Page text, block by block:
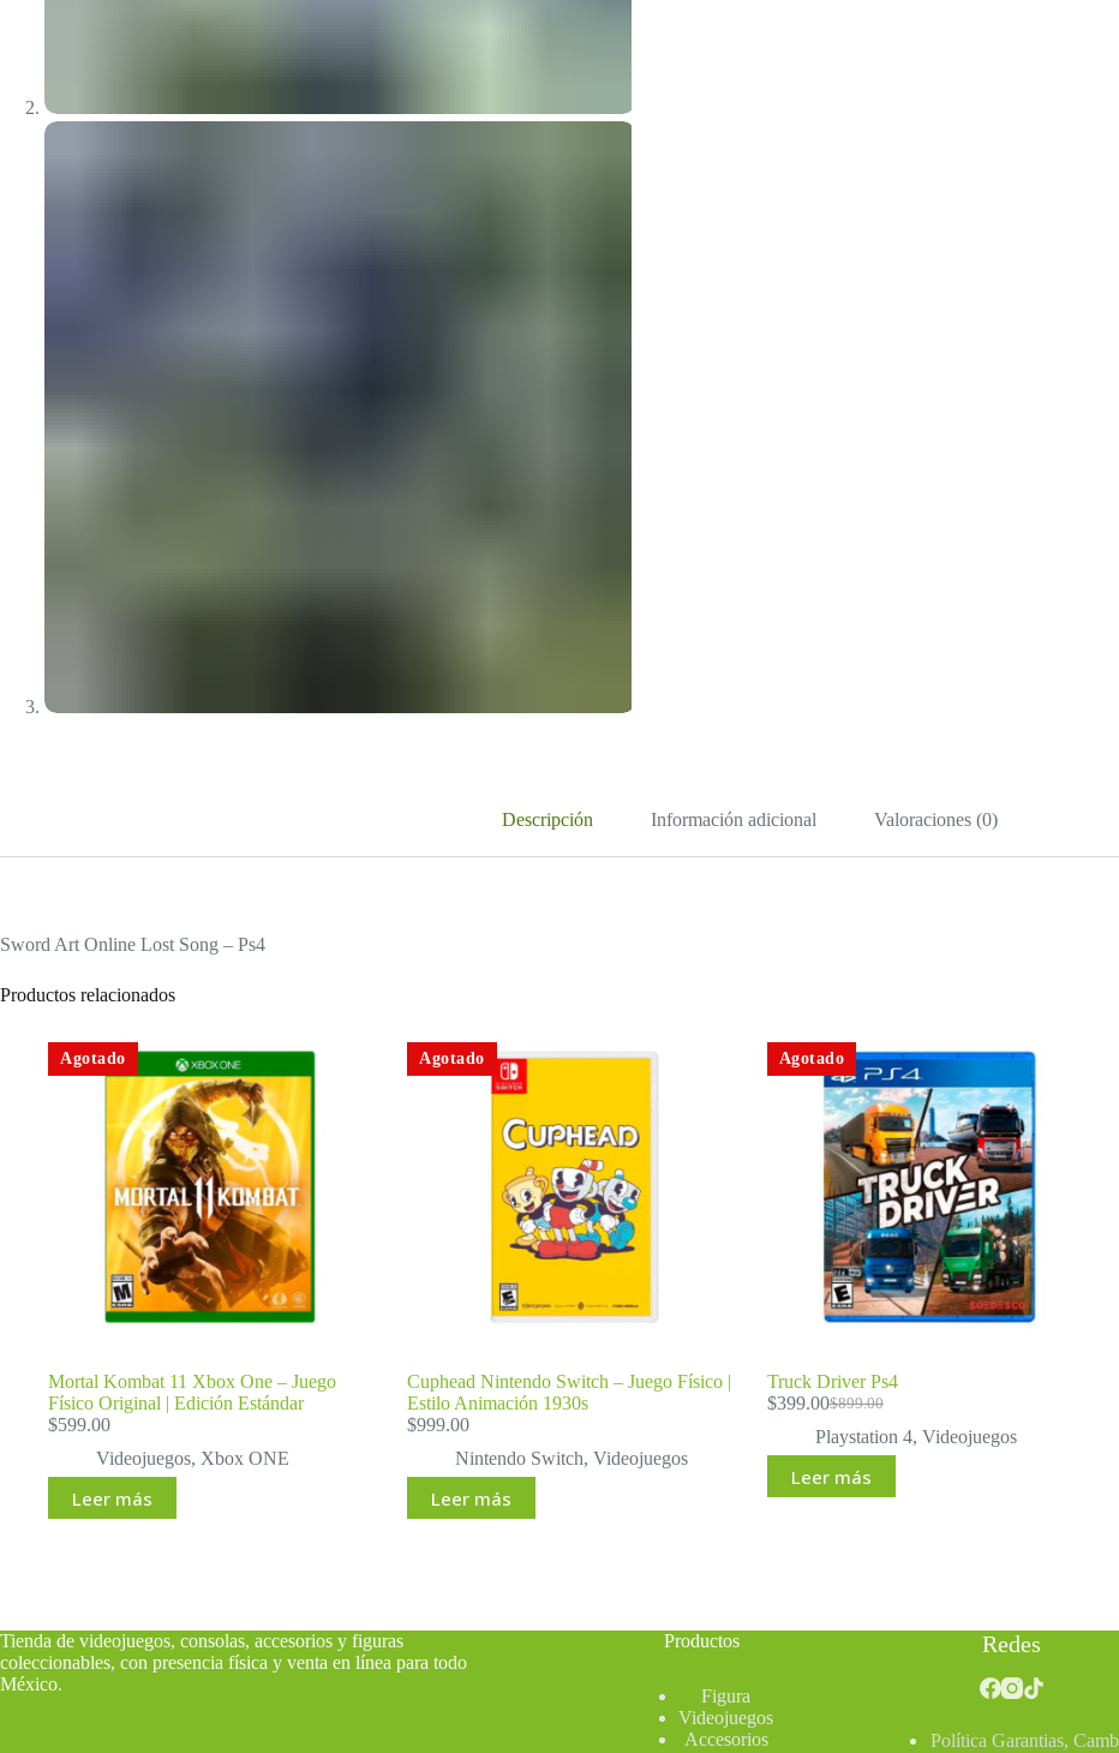
Descripción Información adicional Valoraciones (0)
Sword Art Online Lost Song – Ps4
Productos relacionados
Agotado
Mortal Kombat 11 Xbox One – Juego
Físico Original | Edición Estándar
$599.00
Videojuegos, Xbox ONE
Leer más
Agotado
Cuphead Nintendo Switch – Juego Físico |
Estilo Animación 1930s
$999.00
Nintendo Switch,Videojuegos
Leer más
Agotado
Truck Driver Ps4
$899.00
El
precio
original
era:
$899.00.
$399.00El
precio
actual
es:
$399.00.
Playstation 4, Videojuegos
Leer más
Tienda de videojuegos, consolas, accesorios y figuras
coleccionables, con presencia física y venta en línea para todo
México.
Productos
Figura
Videojuegos
Accesorios
Redes
Política Garantias,